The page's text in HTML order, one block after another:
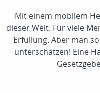
Mit einem mobilem
dieser Welt. Für viele
Erfüllung. Aber man
unterschätzen! Eine